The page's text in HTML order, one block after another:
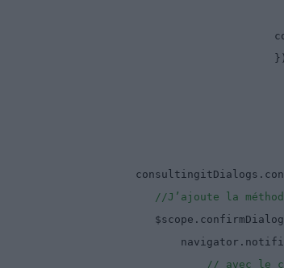
//J’ajoute la
// avec le